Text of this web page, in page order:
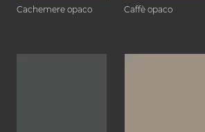
Cachemere opaco Caffè opaco